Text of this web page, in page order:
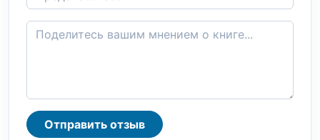
Отправить отзыв